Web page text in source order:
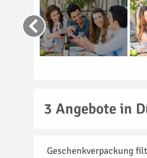
3 Angebote in
Geschenkverpackung